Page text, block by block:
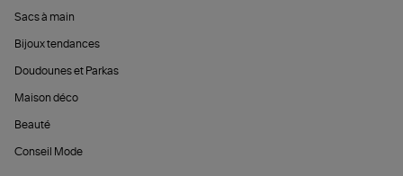
Sacs à main
Bijoux tendances
Doudounes et Parkas
Maison déco
Beauté
Conseil Mode